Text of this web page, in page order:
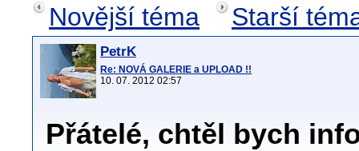
Novější téma Starší
PetrK
Re: NOVÁ GALERIE a UPLOAD !!
10. 07. 2012 02:57
Přátelé, chtěl bych